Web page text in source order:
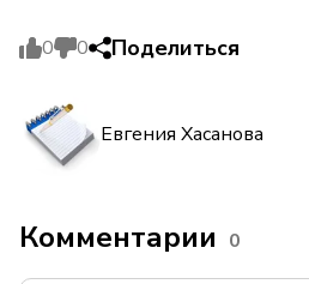
0 0 Поделиться
Евгения Хасанова
Комментарии 0